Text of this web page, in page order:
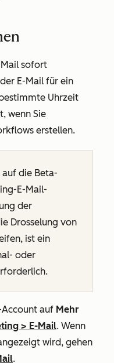
sofort
E-Mail für ein
Uhrzeit
wenn Sie
erstellen.
auf die Beta-
E-Mail-
der
Drosselung von
ist ein
- oder
Account auf Mehr
> E-Mail. Wenn
wird, gehen
.